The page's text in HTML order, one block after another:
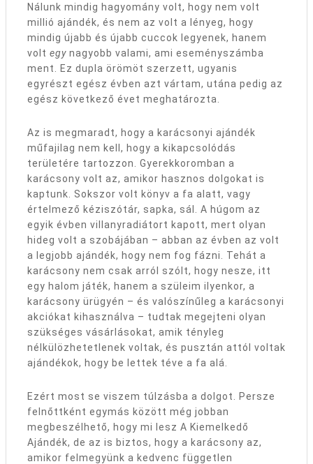
Nálunk mindig hagyomány volt, hogy nem volt
millió ajándék, és nem az volt a lényeg, hogy
mindig újabb és újabb cuccok legyenek, hanem
volt egy nagyobb valami, ami eseményszámba
ment. Ez dupla örömöt szerzett, ugyanis
egyrészt egész évben azt vártam, utána pedig az
egész következő évet meghatározta.
Az is megmaradt, hogy a karácsonyi ajándék
műfajilag nem kell, hogy a kikapcsolódás
területére tartozzon. Gyerekkoromban a
karácsony volt az, amikor hasznos dolgokat is
kaptunk. Sokszor volt könyv a fa alatt, vagy
értelmező kéziszótár, sapka, sál. A húgom az
egyik évben villanyradiátort kapott, mert olyan
hideg volt a szobájában – abban az évben az volt
a legjobb ajándék, hogy nem fog fázni. Tehát a
karácsony nem csak arról szólt, hogy nesze, itt
egy halom játék, hanem a szüleim ilyenkor, a
karácsony ürügyén – és valószínűleg a karácsonyi
akciókat kihasználva – tudtak megejteni olyan
szükséges vásárlásokat, amik tényleg
nélkülözhetetlenek voltak, és pusztán attól voltak
ajándékok, hogy be lettek téve a fa alá.
Ezért most se viszem túlzásba a dolgot. Persze
felnőttként egymás között még jobban
megbeszélhető, hogy mi lesz A Kiemelkedő
Ajándék, de az is biztos, hogy a karácsony az,
amikor felmegyünk a kedvenc független